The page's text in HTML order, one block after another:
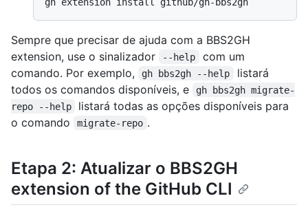
Sempre que precisar de ajuda com a BBS2GH
extension, use o sinalizador
--help
com um
comando. Por exemplo,
gh bbs2gh --help
listará
todos os comandos disponíveis, e
gh bbs2gh migrate-
repo --help
listará todas as opções disponíveis para
o comando
migrate-repo .
Etapa 2: Atualizar o BBS2GH
extension of the GitHub CLI